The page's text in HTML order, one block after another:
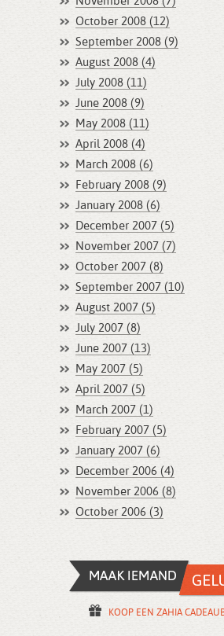
October 2008 (12)
September 2008 (9)
August 2008 (4)
July 2008 (11)
June 2008 (9)
May 2008 (11)
April 2008 (4)
March 2008 (6)
February 2008 (9)
January 2008 (6)
December 2007 (5)
November 2007 (7)
October 2007 (8)
September 2007 (10)
August 2007 (5)
July 2007 (8)
June 2007 (13)
May 2007 (5)
April 2007 (5)
March 2007 (1)
February 2007 (5)
January 2007 (6)
December 2006 (4)
November 2006 (8)
October 2006 (3)
KOOP EEN ZAHIA